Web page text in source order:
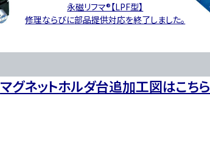
永磁リフマ®【LPF型】
修理ならびに部品提供対応を終了しました。
マグネットホルダ台追加工図はこちら